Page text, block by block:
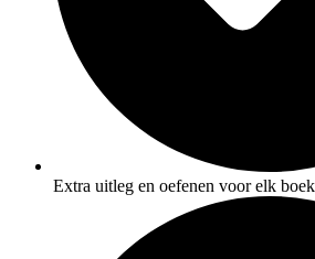
Extra uitleg en oefenen voor elk